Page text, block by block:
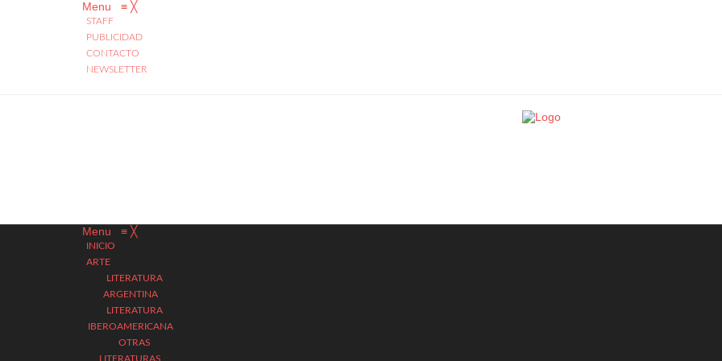
Menu ≡ ╳
STAFF
PUBLICIDAD
CONTACTO
NEWSLETTER
Menu ≡ ╳
INICIO
ARTE
LITERATURA
ARGENTINA
LITERATURA
IBEROAMERICANA
OTRAS
LITERATURAS